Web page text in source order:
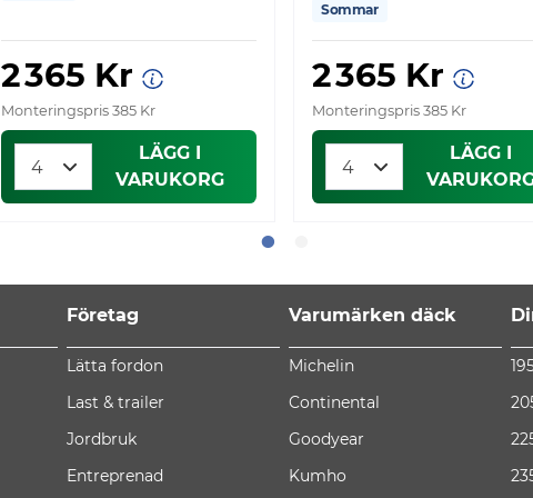
2 365 Kr
Monteringspris 385 Kr
LÄGG I
VARUKORG
Sommar
2 365 Kr
Monteringspris 385 Kr
LÄGG I
Företag
Lätta fordon
Last & trailer
Jordbruk
Entreprenad
Varumärken däck
Michelin
Continental
Goodyear
Kumho